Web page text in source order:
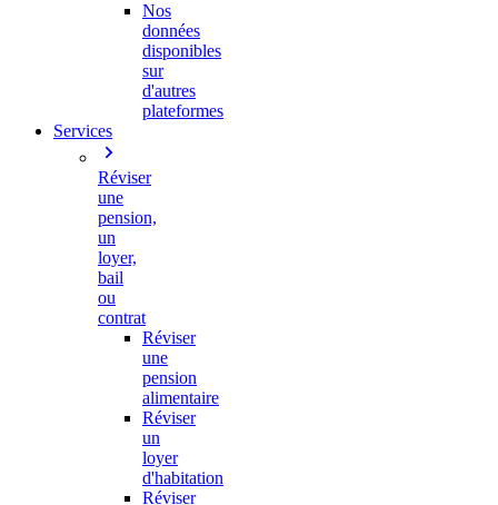
Nos
données
disponibles
sur
d'autres
plateformes
Services
Réviser
une
pension,
un
loyer,
bail
ou
contrat
Réviser
une
pension
alimentaire
Réviser
un
loyer
d'habitation
Réviser